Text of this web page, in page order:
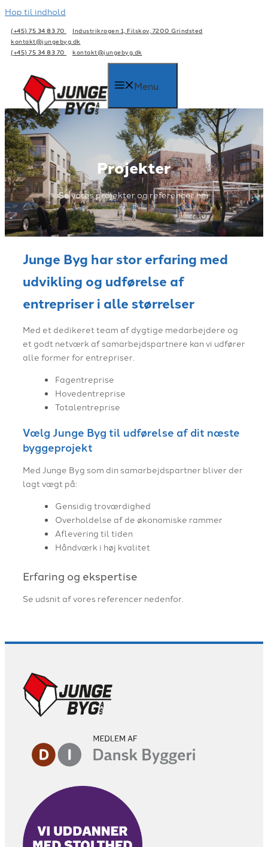
Hop til indhold
(+45) 75 34 83 70
Industrikrogen 1, Filskov, 7200 Grindsted
kontakt@jungebyg.dk
(+45) 75 34 83 70
kontakt@jungebyg.dk
Menu
Projekter
Se vores projekter og referencer her
Junge Byg har stor erfaring med
udvikling og udførelse af
entrepriser i alle størrelser
Med et dedikeret team af dygtige medarbejdere og
et godt netværk af samarbejdspartnere kan vi udfører
alle former for entrepriser.
Fagentreprise
Hovedentreprise
Totalentreprise
Vælg Junge Byg til udførelse af dit næste
byggeprojekt
Med Junge Byg som din samarbejdspartner bliver der
lagt vægt på:
Gensidig troværdighed
Overholdelse af de økonomiske rammer
Aflevering til tiden
Håndværk i høj kvalitet
Erfaring og ekspertise
Se udsnit af vores referencer nedenfor.